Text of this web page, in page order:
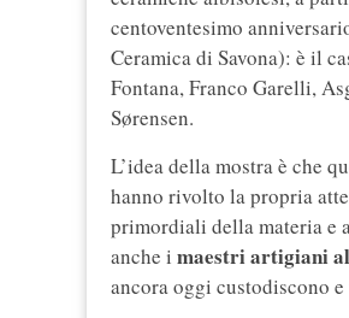
centoventesimo
Ceramica di Savona): è il
Fontana, Franco Garelli,
Sørensen.
L’idea della mostra è che
hanno rivolto la propria
primordiali della materia e
anche i maestri artigiani
ancora oggi custodiscono